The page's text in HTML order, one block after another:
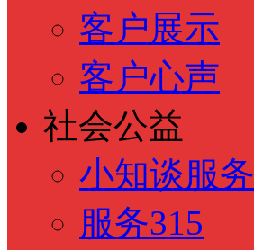
客户展示
客户心声
社会公益
小知谈服务
服务315